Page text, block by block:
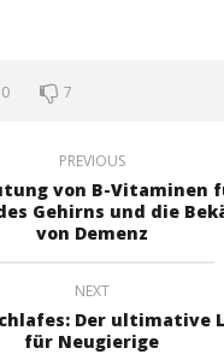
7
PREVIOUS
von B-Vitaminen
Gehirns und die
von Demenz
NEXT
Der ultimative
für Neugierige